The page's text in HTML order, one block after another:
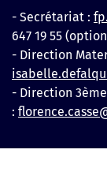
Aller
au
contenu
- Secrétariat :
647 19 55
- Direction
- Direction
: